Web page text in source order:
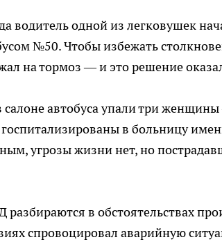
водитель одной из легковушек
№50. Чтобы избежать
на тормоз — и это решение
салоне автобуса упали три
в больницу
угрозы жизни нет, но
разбираются в обстоятельствах
спровоцировал аварийную